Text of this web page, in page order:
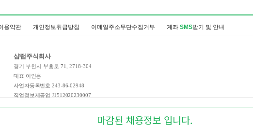
마감된 채용정보 입니다.
용약관 개인정보취급방침 이메일주소무단수집거부 계좌 SMS받기 및 안내
샵랩주식회사
경기 부천시 부흥로 71, 2718-304
대표 이인용
사업자등록번호 243-86-02948
직업정보제공업 J1512020230007
Corp. All Right Reserved.